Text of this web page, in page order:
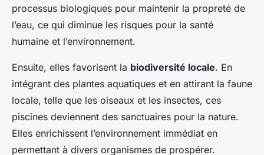
processus biologiques pour maintenir la propreté de
l’eau, ce qui diminue les risques pour la santé
humaine et l’environnement.
Ensuite, elles favorisent la biodiversité locale. En
intégrant des plantes aquatiques et en attirant la faune
locale, telle que les oiseaux et les insectes, ces
piscines deviennent des sanctuaires pour la nature.
Elles enrichissent l’environnement immédiat en
permettant à divers organismes de prospérer.